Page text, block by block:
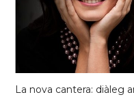
La nova cantera: diàleg